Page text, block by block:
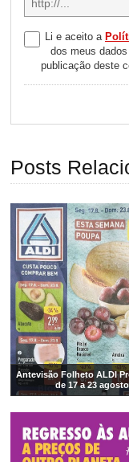
Li e aceito a
dos meus
publicação deste
Posts
Antevisão Folheto ALDI
de 17 a 23 agosto